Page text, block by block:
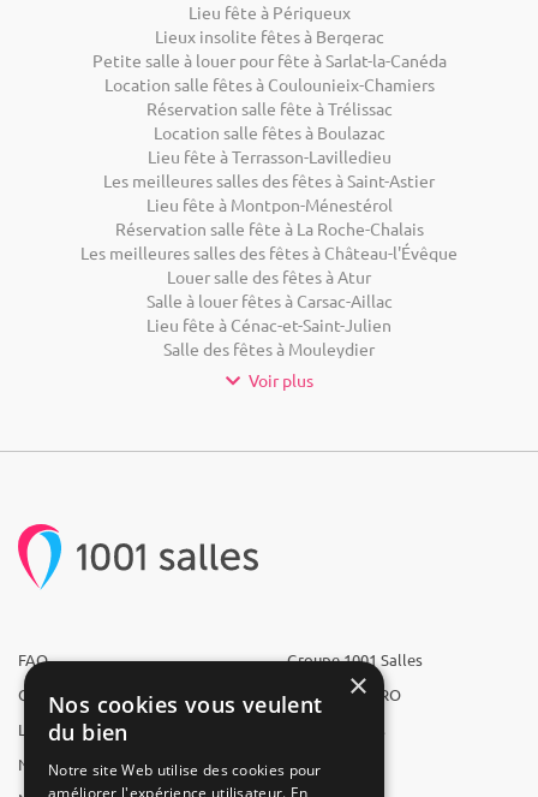
Lieu fête à Périgueux
Lieux insolite fêtes à Bergerac
Petite salle à louer pour fête à Sarlat-la-Canéda
Location salle fêtes à Coulounieix-Chamiers
Réservation salle fête à Trélissac
Location salle fêtes à Boulazac
Lieu fête à Terrasson-Lavilledieu
Les meilleures salles des fêtes à Saint-Astier
Lieu fête à Montpon-Ménestérol
Réservation salle fête à La Roche-Chalais
Les meilleures salles des fêtes à Château-l'Évêque
Louer salle des fêtes à Atur
Salle à louer fêtes à Carsac-Aillac
Lieu fête à Cénac-et-Saint-Julien
Salle des fêtes à Mouleydier
Voir plus
FAQ
Qui sommes-nous ?
L'équipe
Nous recrutons
Groupe 1001 Salles
1001 Salles PRO
1001 Traiteurs
1001 Artistes
×
Nos cookies vous veulent
du bien
Notre site Web utilise des cookies pour
améliorer l'expérience utilisateur. En